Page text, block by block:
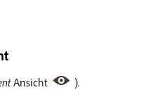
Ansicht ).